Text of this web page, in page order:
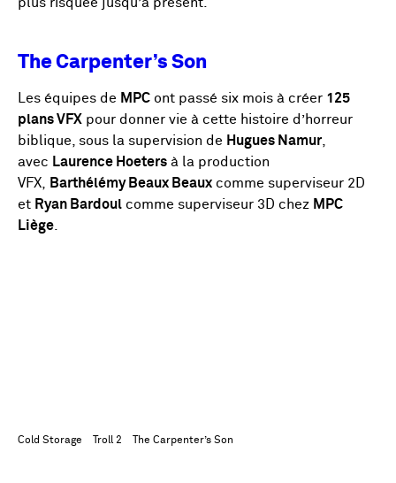
The Carpenter’s Son
Les équipes de MPC ont passé six mois à créer 125
plans VFX pour donner vie à cette histoire d’horreur
biblique, sous la supervision de Hugues Namur,
avec Laurence Hoeters à la production
VFX,
Barthélémy Beaux Beaux comme superviseur 2D
et Ryan Bardoul comme superviseur 3D chez MPC
Liège
Cold Storage Troll 2 The Carpenter’s Son